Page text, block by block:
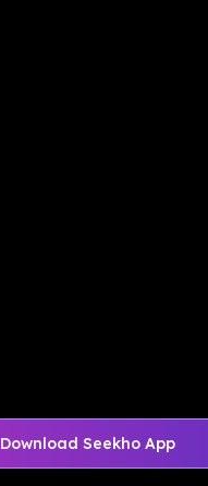
Download Seekho App